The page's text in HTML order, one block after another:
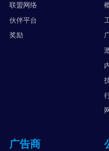
联盟网络
伙伴平台
奖励
广告商